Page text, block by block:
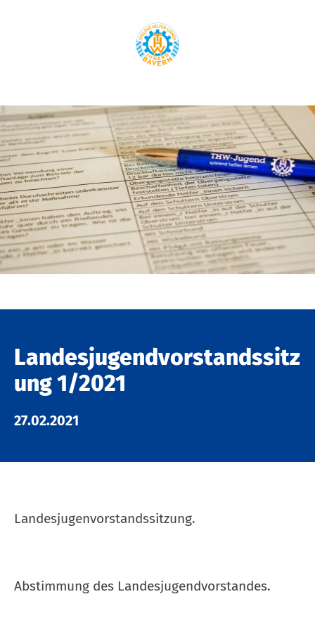
Landesjugendvorstandssitz
ung 1/2021
27.02.2021
Landesjugenvorstandssitzung.
Abstimmung des Landesjugendvorstandes.